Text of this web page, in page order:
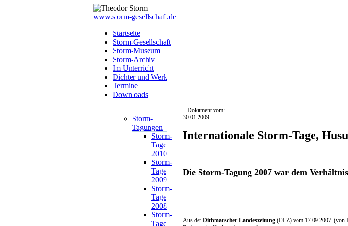
www.storm-gesellschaft.de
Startseite
Storm-Gesellschaft
Storm-Museum
Storm-Archiv
Im Unterricht
Dichter und Werk
Termine
Downloads
Storm-
Tagungen
Storm-
Tage
2010
Storm-
Tage
2009
Storm-
Tage
2008
Storm-
Tage
Dokument vom:
30.01.2009
Internationale Storm-Tage,
Die Storm-Tagung 2007 war dem
Aus der Dithmarscher Landeszeitung (DLZ) vom 17.09.2007 (von